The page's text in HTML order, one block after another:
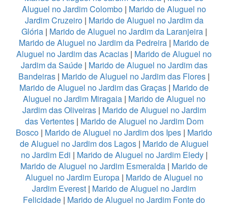
Aluguel no Jardim Colombo | Marido de Aluguel no
Jardim Cruzeiro| Marido de Aluguel no Jardim da
Glória| Marido de Aluguel no Jardim da Laranjeira|
Marido de Aluguel no Jardim da Pedreira | Marido de
Aluguel no Jardim das Acacias | Marido de Aluguel no
Jardim da Saúde| Marido de Aluguel no Jardim das
Bandeiras | Marido de Aluguel no Jardim das Flores |
Marido de Aluguel no Jardim das Graças | Marido de
Aluguel no Jardim Miragaia| Marido de Aluguel no
Jardim das Oliveiras| Marido de Aluguel no Jardim
das Vertentes| Marido de Aluguel no Jardim Dom
Bosco | Marido de Aluguel no Jardim dos Ipes | Marido
de Aluguel no Jardim dos Lagos| Marido de Aluguel
no Jardim Edi | Marido de Aluguel no Jardim Eledy|
Marido de Aluguel no Jardim Esmeralda | Marido de
Aluguel no Jardim Europa| Marido de Aluguel no
Jardim Everest | Marido de Aluguel no Jardim
Felicidade | Marido de Aluguel no Jardim Fonte do